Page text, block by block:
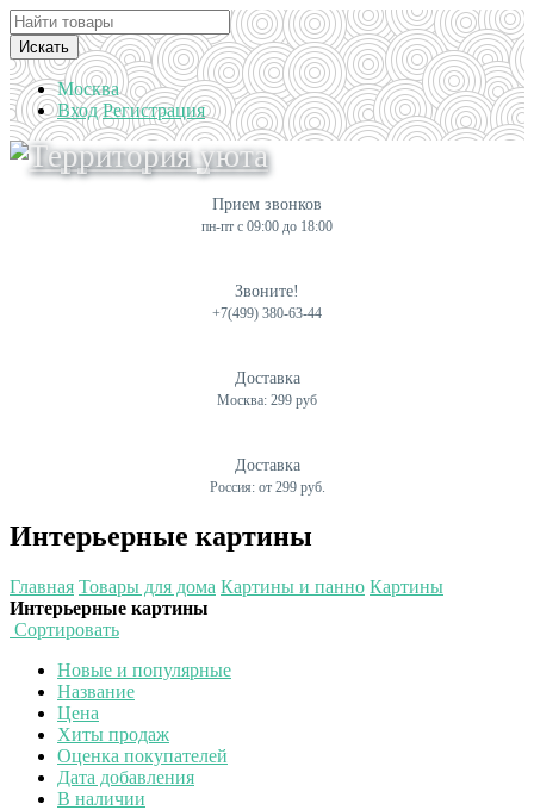
Искать
Москва
Вход Регистрация
Интерьерные картины
Главная Товары для дома Картины и панно Картины
Интерьерные картины
Сортировать
Новые и популярные
Название
Цена
Хиты продаж
Оценка покупателей
Дата добавления
В наличии